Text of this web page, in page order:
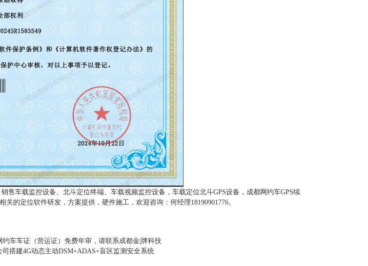
售车载监控设备、北斗定位终端、车载视频监控设备，车载定位北斗GPS设备，成都网约车GPS续
关的定位软件研发，方案提供，硬件施工，欢迎咨询：何经理18190901776。
约车车证（营运证）免费年审，请联系成都金|牌科技
搭建4G动态主动DSM+ADAS+盲区监测安全系统